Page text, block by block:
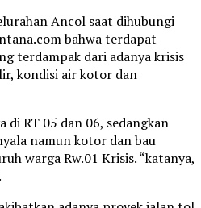
Ancol saat dihubungi
bahwa terdapat
terdampak dari adanya krisis
kondisi air kotor dan
di RT 05 dan 06, sedangkan
namun kotor dan bau
warga Rw.01 Krisis. “katanya,